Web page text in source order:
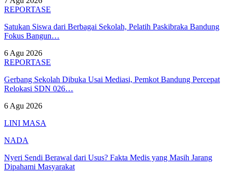
REPORTASE
Satukan Siswa dari Berbagai Sekolah, Pelatih Paskibraka Bandung
Fokus Bangun…
6 Agu 2026
REPORTASE
Gerbang Sekolah Dibuka Usai Mediasi, Pemkot Bandung Percepat
Relokasi SDN 026…
6 Agu 2026
LINI MASA
NADA
Nyeri Sendi Berawal dari Usus? Fakta Medis yang Masih Jarang
Dipahami Masyarakat